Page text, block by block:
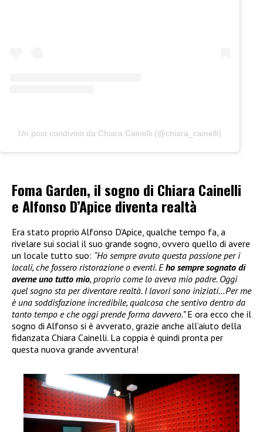
Un post condiviso da Chiara Cainelli (@chiara_cainelli)
Foma Garden, il sogno di Chiara Cainelli
e Alfonso D’Apice diventa realtà
Era stato proprio Alfonso D’Apice, qualche tempo fa, a
rivelare sui social il suo grande sogno, ovvero quello di avere
un locale tutto suo: “Ho sempre avuto questa passione per i
locali, che fossero ristorazione o eventi. Eho sempre sognato di
averne uno tutto mio, proprio come lo aveva mio padre. Oggi
quel sogno sta per diventare realtà. I lavori sono iniziati…Per me
è una soddisfazione incredibile, qualcosa che sentivo dentro da
tanto tempo e che oggi prende forma davvero.”E ora ecco che il
sogno di Alfonso si è avverato, grazie anche all’aiuto della
fidanzata Chiara Cainelli. La coppia è quindi pronta per
questa nuova grande avventura!